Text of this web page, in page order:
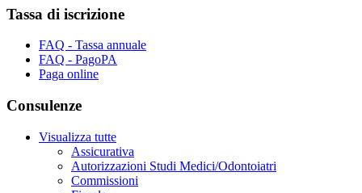
Tassa di iscrizione
FAQ - Tassa annuale
FAQ - PagoPA
Paga online
Consulenze
Visualizza tutte
Assicurativa
Autorizzazioni Studi Medici/Odontoiatri
Commissioni